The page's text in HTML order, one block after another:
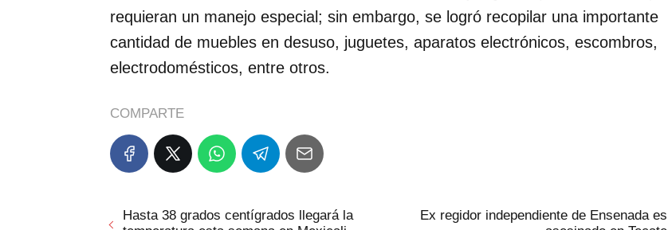
requieran un manejo especial; sin embargo, se logró recopilar una importante
cantidad de muebles en desuso, juguetes, aparatos electrónicos, escombros,
electrodomésticos, entre otros.
COMPARTE
Hasta 38 grados centígrados llegará la
Ex regidor independiente de Ensenada es